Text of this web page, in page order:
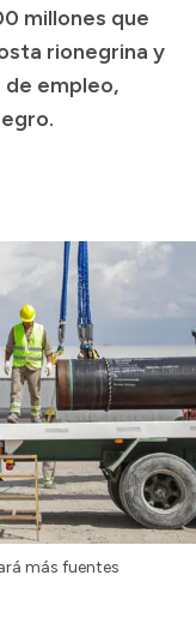
millones que
rionegrina y
empleo,
más fuentes